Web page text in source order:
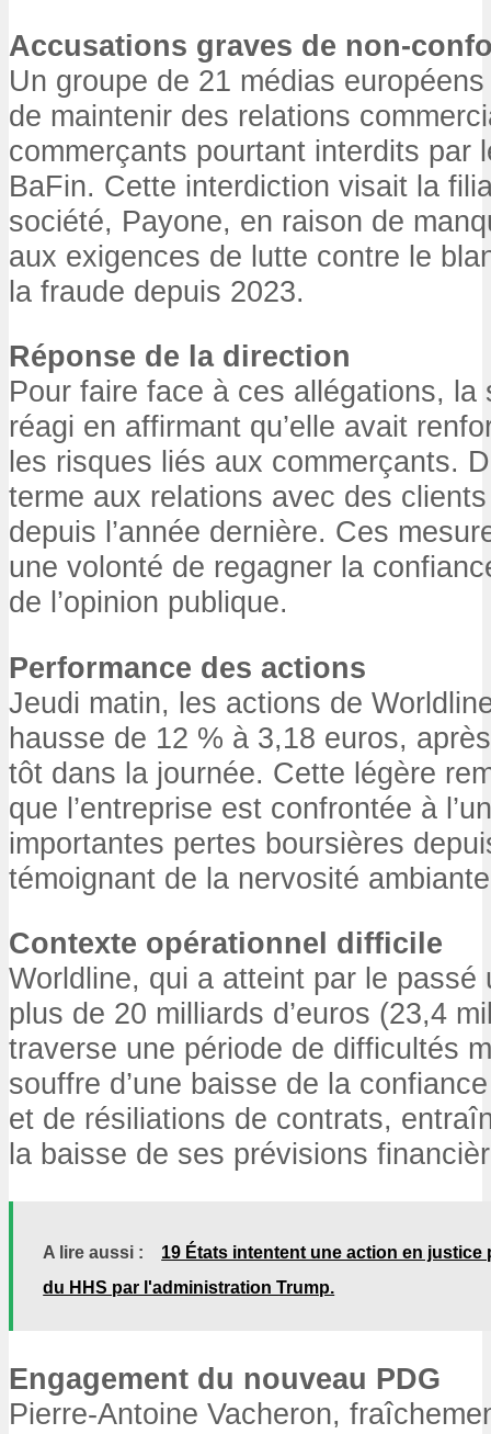
Accusations graves de non-
Un groupe de 21 médias
de maintenir des relations
commerçants pourtant interdits par
BaFin. Cette interdiction visait la
société, Payone, en raison de
aux exigences de lutte contre le
la fraude depuis 2023.
Réponse de la direction
Pour faire face à ces allégations, la
réagi en affirmant qu’elle avait
les risques liés aux commerçants.
terme aux relations avec des
depuis l’année dernière. Ces
une volonté de regagner la
de l’opinion publique.
Performance des actions
Jeudi matin, les actions de
hausse de 12 % à 3,18 euros,
tôt dans la journée. Cette légère
que l’entreprise est confrontée à
importantes pertes boursières
témoignant de la nervosité
Contexte opérationnel difficile
Worldline, qui a atteint par le passé
plus de 20 milliards d’euros (23,4
traverse une période de difficultés
souffre d’une baisse de la
et de résiliations de contrats,
la baisse de ses prévisions
A lire aussi :
19 États intentent une action en
du HHS par l'administration Trump.
Engagement du nouveau PDG
Pierre-Antoine Vacheron,